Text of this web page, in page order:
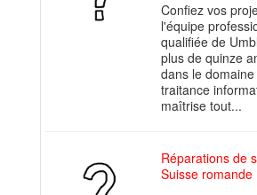
Confiez vos
l'équipe
qualifiée de
plus de quinze
dans le
traitance
maîtrise tout...
Réparations de
Suisse romande